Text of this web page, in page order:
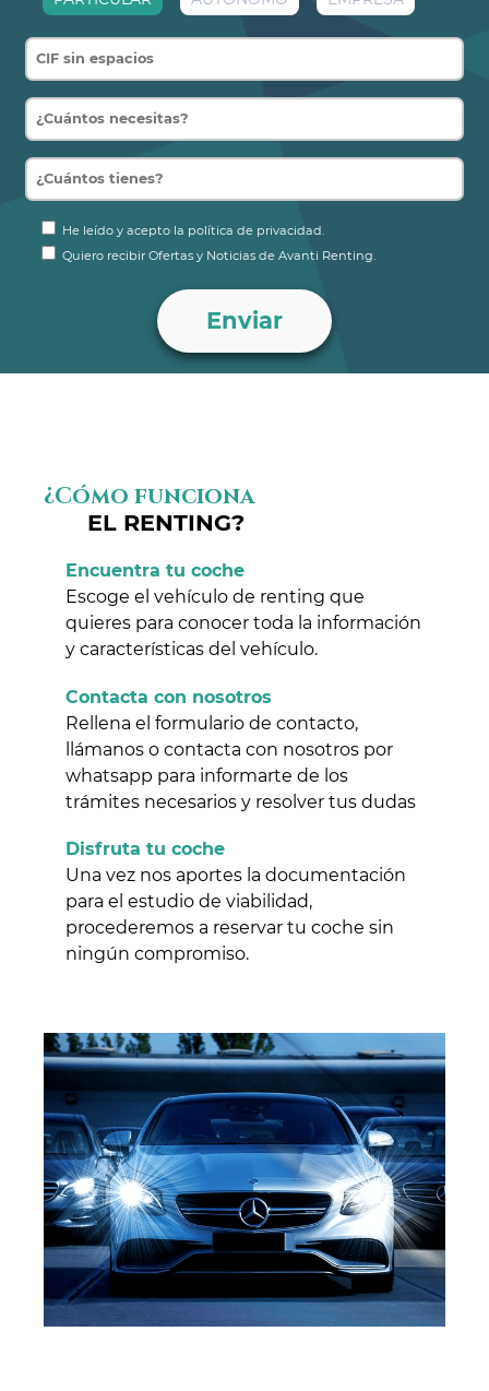
He leído y acepto la política de privacidad.
Quiero recibir Ofertas y Noticias de Avanti Renting.
¿Cómo funciona
EL RENTING?
Encuentra tu coche
Escoge el vehículo de renting que
quieres para conocer toda la información
y características del vehículo.
Contacta con nosotros
Rellena el formulario de contacto,
llámanos o contacta con nosotros por
whatsapp para informarte de los
trámites necesarios y resolver tus dudas
Disfruta tu coche
Una vez nos aportes la documentación
para el estudio de viabilidad,
procederemos a reservar tu coche sin
ningún compromiso.